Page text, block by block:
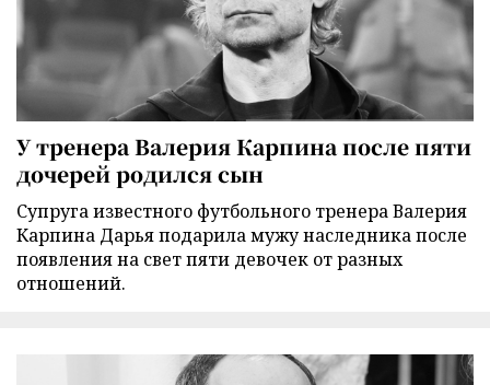
У тренера Валерия Карпина после пяти
дочерей родился сын
Супруга известного футбольного тренера Валерия
Карпина Дарья подарила мужу наследника после
появления на свет пяти девочек от разных
отношений.